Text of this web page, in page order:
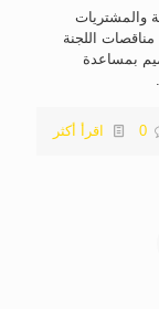
والمشتريات
وكتالوج مناقصات اللجنة
بمساعدة
0 اقرأ أكثر